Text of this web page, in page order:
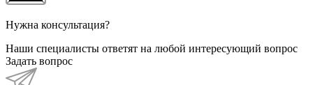
Нужна консультация?
Наши специалисты ответят на любой интересующий вопрос
Задать вопрос